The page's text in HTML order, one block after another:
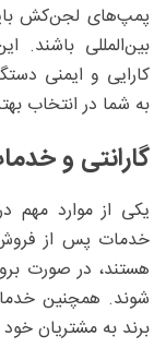
پمپ‌های لجن‌کش باید
بین‌المللی باشند.
کارایی و ایمنی
به شما در انتخاب
گارانتی و
یکی از موارد مهم
خدمات پس از فروش
هستند، در صورت
شوند. همچنین
برند به مشتریان